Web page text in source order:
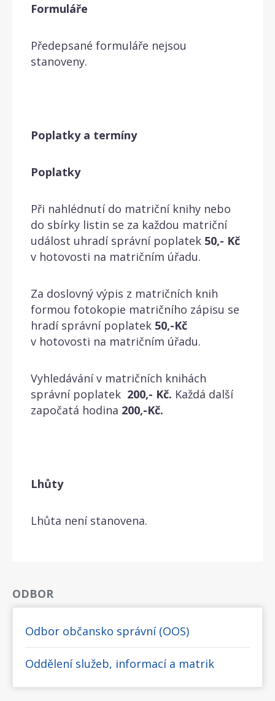
Formuláře
Předepsané formuláře nejsou
stanoveny.
Poplatky a termíny
Poplatky
Při nahlédnutí do matriční knihy nebo
do sbírky listin se za každou matriční
událost uhradí správní poplatek 50,- Kč
v hotovosti na matričním úřadu.
Za doslovný výpis z matričních knih
formou fotokopie matričního zápisu se
hradí správní poplatek 50,-Kč
v hotovosti na matričním úřadu.
Vyhledávání v matričních knihách
správní poplatek 200,- Kč. Každá další
započatá hodina 200,-Kč.
Lhůty
Lhůta není stanovena.
ODBOR
Odbor občansko správní (OOS)
Oddělení služeb, informací a matrik